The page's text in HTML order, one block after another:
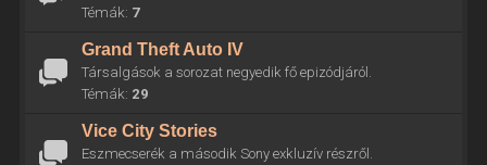
Témák: 7
Grand Theft Auto IV
Társalgások a sorozat negyedik fő epizódjáról.
Témák: 29
Vice City Stories
Eszmecserék a második Sony exkluzív részről.